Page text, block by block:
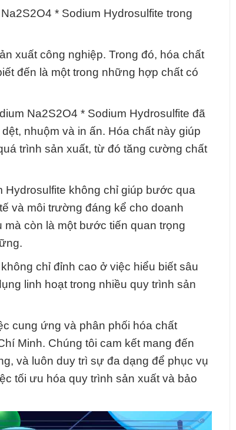
* Sodium Hydrosulfite trong
xuất công nghiệp. Trong đó, hóa chất
đến là một trong những hợp chất có
Na2S2O4 * Sodium Hydrosulfite đã
nhuộm và in ấn. Hóa chất này giúp
trình sản xuất, từ đó tăng cường chất
không chỉ giúp bước qua
và môi trường đáng kể cho doanh
còn là một bước tiến quan trọng
chỉ đỉnh cao ở việc hiểu biết sâu
linh hoạt trong nhiều quy trình sản
cung ứng và phân phối hóa chất
Minh. Chúng tôi cam kết mang đến
và luôn duy trì sự đa dạng để phục vụ
tối ưu hóa quy trình sản xuất và bảo